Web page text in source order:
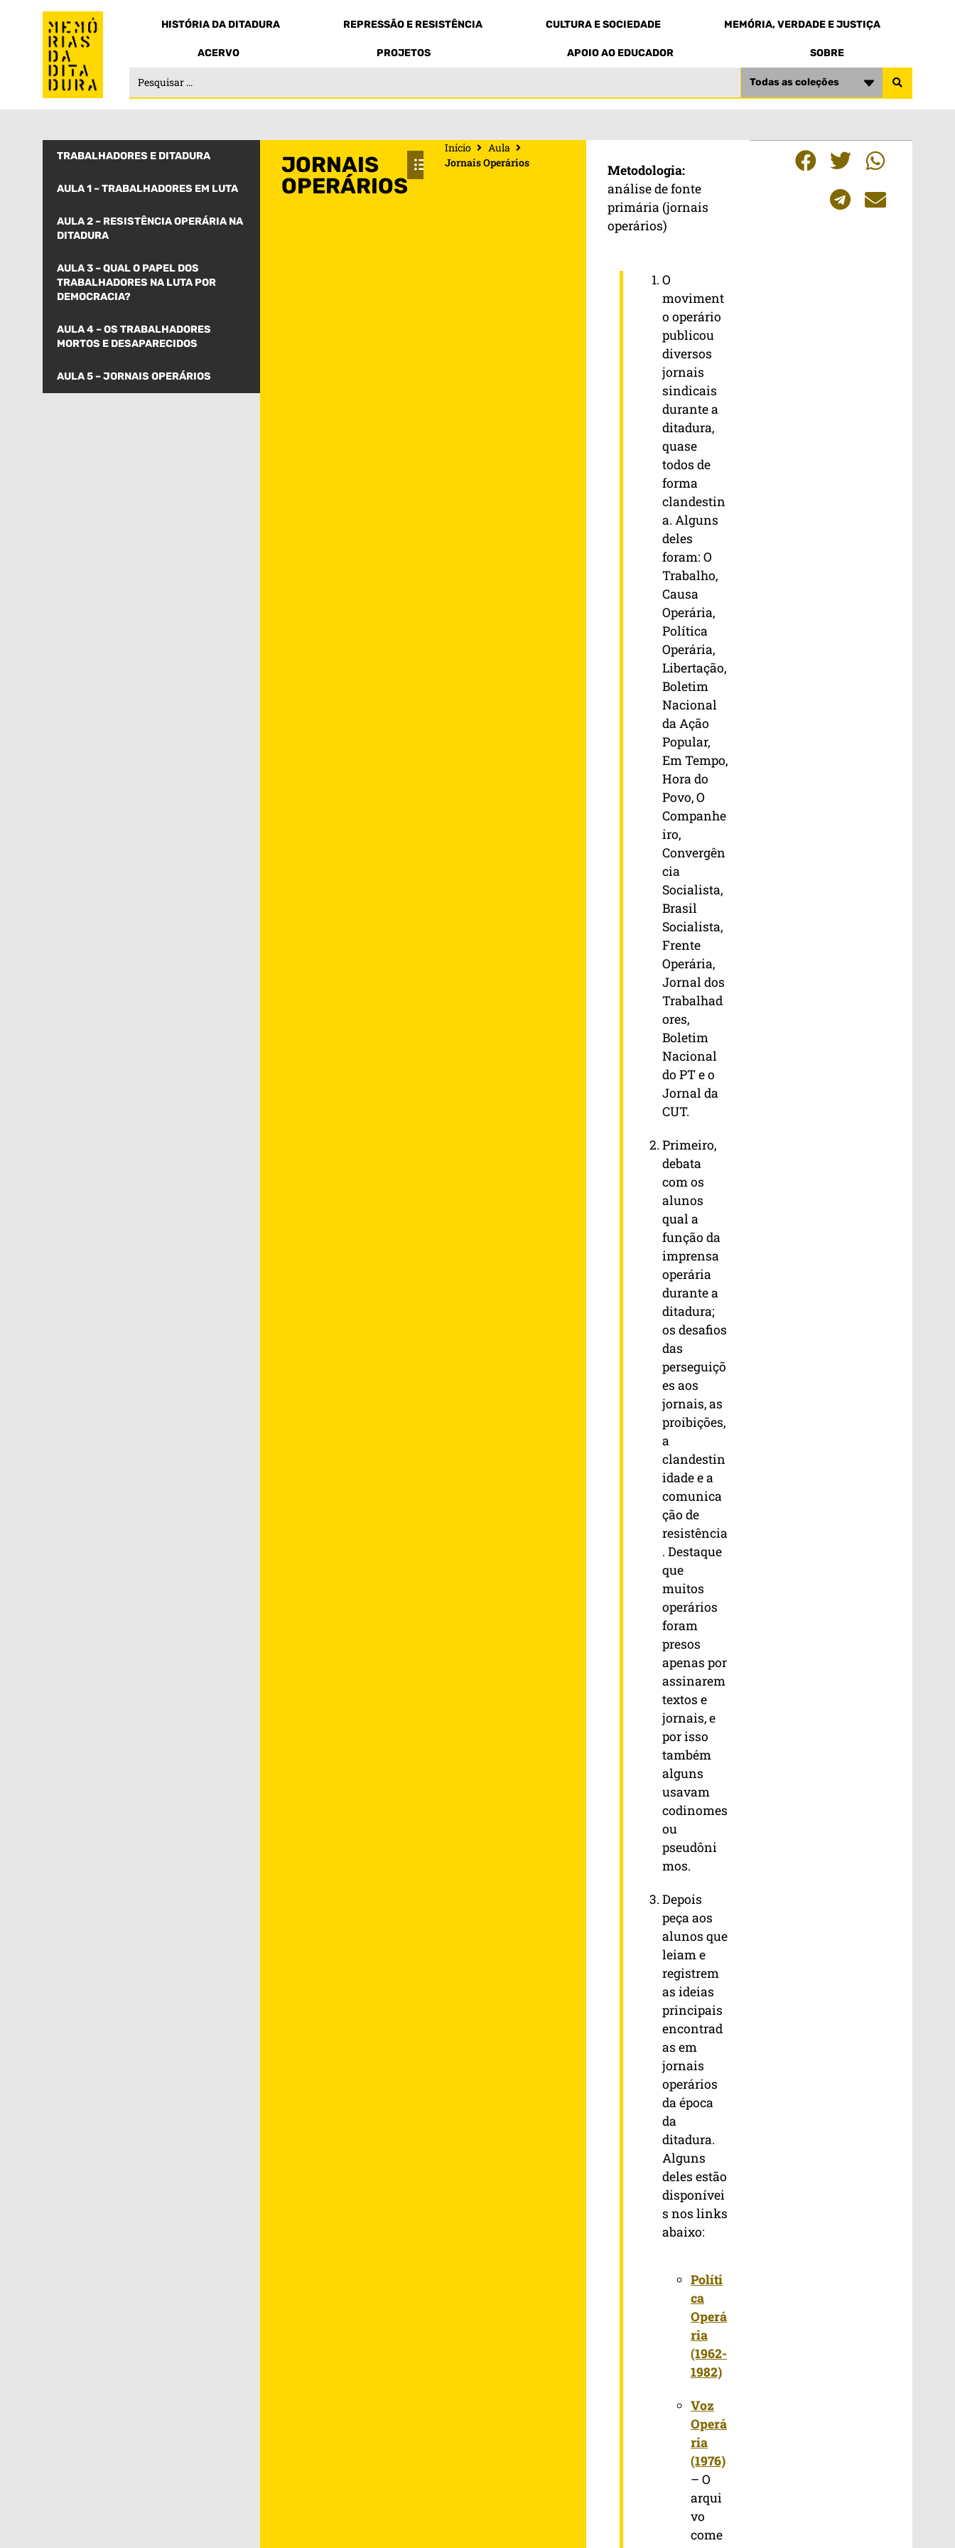
HISTÓRIA DA DITADURA REPRESSÃO E RESISTÊNCIA CULTURA E SOCIEDADE MEMÓRIA, VERDADE E JUSTIÇA
ACERVO PROJETOS APOIO AO EDUCADOR SOBRE
Todas as coleções
TRABALHADORES E DITADURA
AULA 1 – TRABALHADORES EM LUTA
AULA 2 – RESISTÊNCIA OPERÁRIA NA
DITADURA
AULA 3 – QUAL O PAPEL DOS
TRABALHADORES NA LUTA POR
DEMOCRACIA?
AULA 4 – OS TRABALHADORES
MORTOS E DESAPARECIDOS
AULA 5 – JORNAIS OPERÁRIOS
JORNAIS
OPERÁRIOS
Início
Aula
Jornais Operários
Metodologia:
análise de fonte
primária (jornais
operários)
O
moviment
o operário
publicou
diversos
jornais
sindicais
durante a
ditadura,
quase
todos de
forma
clandestin
a. Alguns
deles
foram: O
Trabalho,
Causa
Operária,
Política
Operária,
Libertação,
Boletim
Nacional
da Ação
Popular,
Em Tempo,
Hora do
Povo, O
Companhe
iro,
Convergên
cia
Socialista,
Brasil
Socialista,
Frente
Operária,
Jornal dos
Trabalhad
ores,
Boletim
Nacional
do PT e o
Jornal da
CUT.
Primeiro,
debata
com os
alunos
qual a
função da
imprensa
operária
durante a
ditadura;
os desafios
das
perseguiçõ
es aos
jornais, as
proibições,
a
clandestin
idade e a
comunica
ção de
resistência
. Destaque
que
muitos
operários
foram
presos
apenas por
assinarem
textos e
jornais, e
por isso
também
alguns
usavam
codinomes
ou
pseudôni
mos.
Depois
peça aos
alunos que
leiam e
registrem
as ideias
principais
encontrad
as em
jornais
operários
da época
da
ditadura.
Alguns
deles estão
disponívei
s nos links
abaixo:
Políti
ca
Operá
ria
(1962-
1982)
Voz
Operá
ria
(1976)
– O
arqui
vo
come